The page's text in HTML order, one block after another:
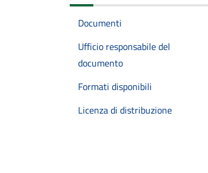
Documenti
Ufficio responsabile del
documento
Formati disponibili
Licenza di distribuzione